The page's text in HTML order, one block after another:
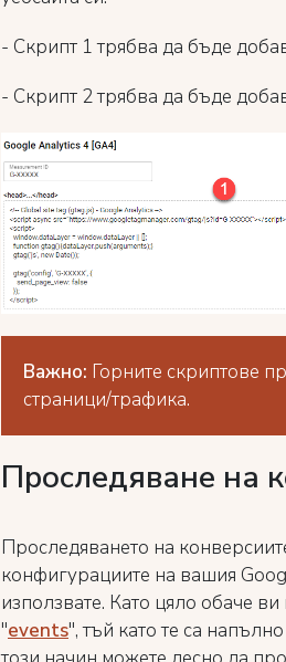
- Скрипт 1 трябва да бъде
- Скрипт 2 трябва да бъде
Важно: Горните скриптове
страници/трафика.
Проследяване на
Проследяването на
конфигурациите на вашия
използвате. Като цяло обаче
"events", тъй като те са